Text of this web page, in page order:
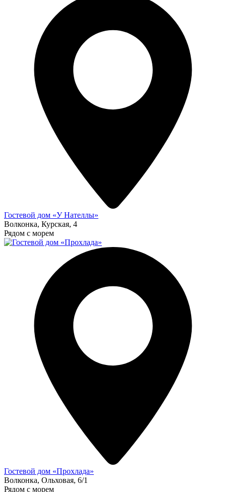
Гостевой дом «У Нателлы»
Волконка, Курская, 4
Рядом с морем
Гостевой дом «Прохлада»
Волконка, Ольховая, 6/1
Рядом с морем